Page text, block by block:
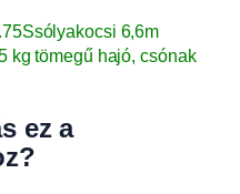
6,6m
kg tömegű hajó, csónak
ez a